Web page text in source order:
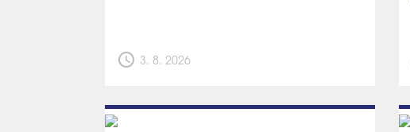
schedule 3. 8. 2026